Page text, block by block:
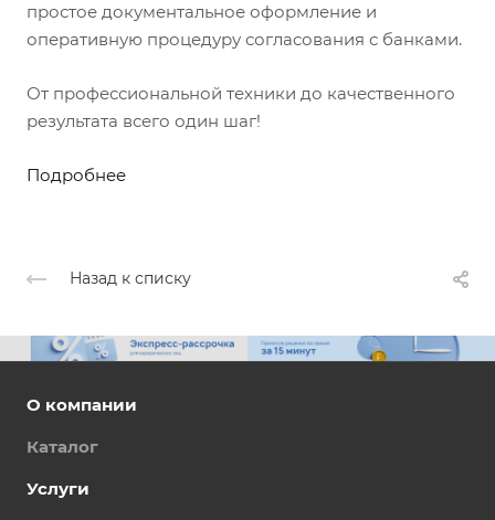
простое документальное оформление и
оперативную процедуру согласования с банками.
От профессиональной техники до качественного
результата всего один шаг!
Подробнее
Назад к списку
О компании
Каталог
Услуги